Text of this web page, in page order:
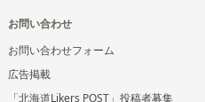
お問い合わせ
お問い合わせフォーム
広告掲載
「北海道Likers POST」投稿者募集